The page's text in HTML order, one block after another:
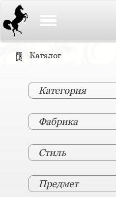
Каталог
Категория
Фабрика
Стиль
Предмет